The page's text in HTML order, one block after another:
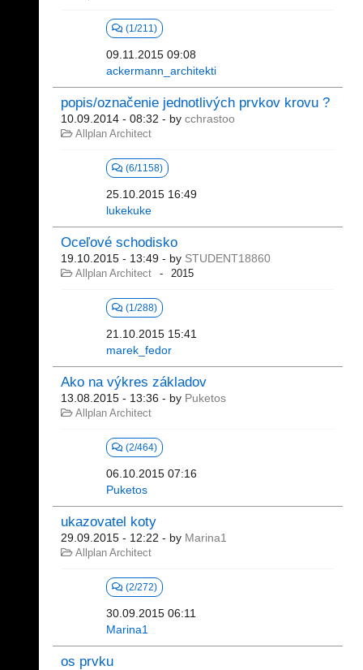
(1/211)
09.11.2015 09:08
ackermann_architekti
popis/označenie jednotlivých prvkov krovu ?
10.09.2014 - 08:32 - by cchrastoo
Allplan Architect
(6/1158)
25.10.2015 16:49
lukekuke
Oceľové schodisko
19.10.2015 - 13:49 - by STUDENT18860
Allplan Architect 2015
(1/288)
21.10.2015 15:41
marek_fedor
Ako na výkres základov
13.08.2015 - 13:36 - by Puketos
Allplan Architect
(2/464)
06.10.2015 07:16
Puketos
ukazovatel koty
29.09.2015 - 12:22 - by Marina1
Allplan Architect
(2/272)
30.09.2015 06:11
Marina1
os prvku